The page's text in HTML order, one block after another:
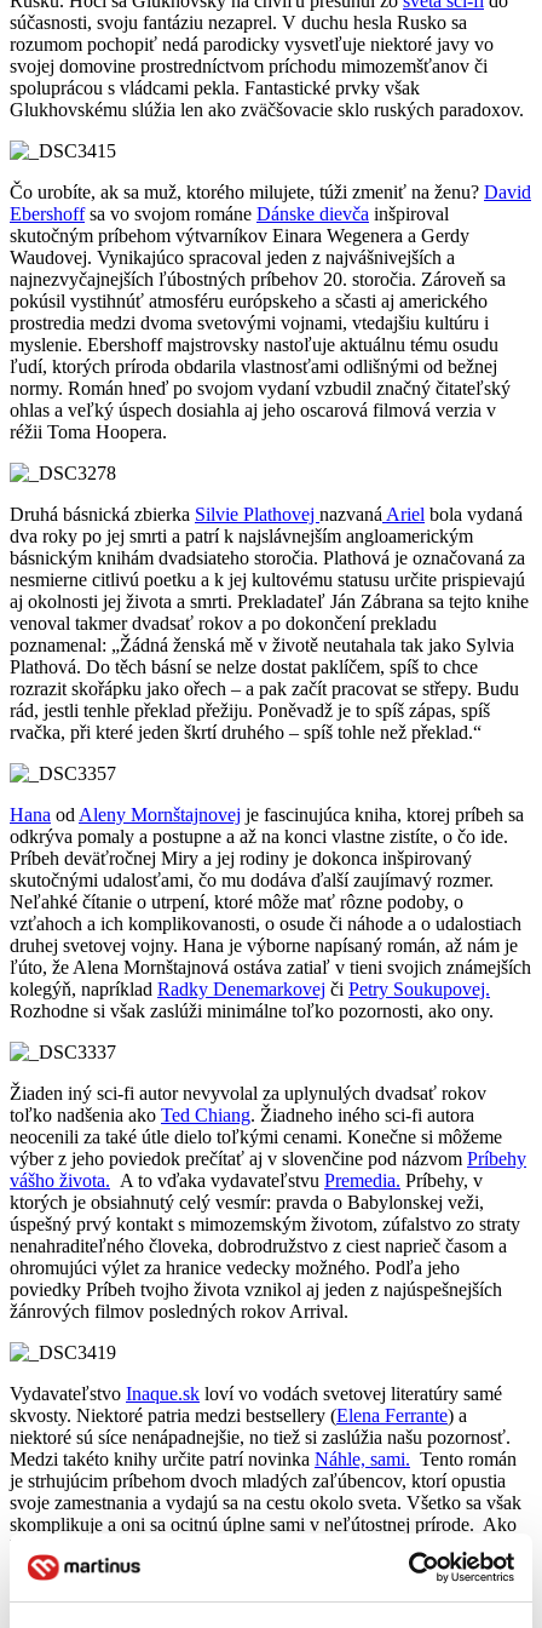
súčasnosti, svoju fantáziu nezaprel. V duchu hesla Rusko sa
rozumom pochopiť nedá parodicky vysvetľuje niektoré javy vo
svojej domovine prostredníctvom príchodu mimozemšťanov či
spoluprácou s vládcami pekla. Fantastické prvky však
Glukhovskému slúžia len ako zväčšovacie sklo ruských paradoxov.
Čo urobíte, ak sa muž, ktorého milujete, túži zmeniť na ženu? David
Ebershoffsa vo svojom románe Dánske dievča inšpiroval
skutočným príbehom výtvarníkov Einara Wegenera a Gerdy
Waudovej. Vynikajúco spracoval jeden z najvášnivejších a
najnezvyčajnejších ľúbostných príbehov 20. storočia. Zároveň sa
pokúsil vystihnúť atmosféru európskeho a sčasti aj amerického
prostredia medzi dvoma svetovými vojnami, vtedajšiu kultúru i
myslenie. Ebershoff majstrovsky nastoľuje aktuálnu tému osudu
ľudí, ktorých príroda obdarila vlastnosťami odlišnými od bežnej
normy. Román hneď po svojom vydaní vzbudil značný čitateľský
ohlas a veľký úspech dosiahla aj jeho oscarová filmová verzia v
réžii Toma Hoopera.
Druhá básnická zbierka Silvie Plathovej nazvaná Ariel bola vydaná
dva roky po jej smrti a patrí k najslávnejším angloamerickým
básnickým knihám dvadsiateho storočia. Plathová je označovaná za
nesmierne citlivú poetku a k jej kultovému statusu určite prispievajú
aj okolnosti jej života a smrti. Prekladateľ Ján Zábrana sa tejto knihe
venoval takmer dvadsať rokov a po dokončení prekladu
poznamenal: „Žádná ženská mě v životě neutahala tak jako Sylvia
Plathová. Do těch básní se nelze dostat paklíčem, spíš to chce
rozrazit skořápku jako ořech – a pak začít pracovat se střepy. Budu
rád, jestli tenhle překlad přežiju. Poněvadž je to spíš zápas, spíš
rvačka, při které jeden škrtí druhého – spíš tohle než překlad.“
Hana od Aleny Mornštajnovej je fascinujúca kniha, ktorej príbeh sa
odkrýva pomaly a postupne a až na konci vlastne zistíte, o čo ide.
Príbeh deväťročnej Miry a jej rodiny je dokonca inšpirovaný
skutočnými udalosťami, čo mu dodáva ďalší zaujímavý rozmer.
Neľahké čítanie o utrpení, ktoré môže mať rôzne podoby, o
vzťahoch a ich komplikovanosti, o osude či náhode a o udalostiach
druhej svetovej vojny. Hana je výborne napísaný román, až nám je
ľúto, že Alena Mornštajnová ostáva zatiaľ v tieni svojich známejších
kolegýň, napríklad Radky Denemarkovej či Petry Soukupovej.
Rozhodne si však zaslúži minimálne toľko pozornosti, ako ony.
Žiaden iný sci-fi autor nevyvolal za uplynulých dvadsať rokov
toľko nadšenia ako Ted Chiang. Žiadneho iného sci-fi autora
neocenili za také útle dielo toľkými cenami. Konečne si môžeme
výber z jeho poviedok prečítať aj v slovenčine pod názvom Príbehy
vášho života. A to vďaka vydavateľstvu Premedia. Príbehy, v
ktorých je obsiahnutý celý vesmír: pravda o Babylonskej veži,
úspešný prvý kontakt s mimozemským životom, zúfalstvo zo straty
nenahraditeľného človeka, dobrodružstvo z ciest naprieč časom a
ohromujúci výlet za hranice vedecky možného. Podľa jeho
poviedky Príbeh tvojho života vznikol aj jeden z najúspešnejších
žánrových filmov posledných rokov Arrival.
Vydavateľstvo Inaque.sk loví vo vodách svetovej literatúry samé
skvosty. Niektoré patria medzi bestsellery (Elena Ferrante) a
niektoré sú síce nenápadnejšie, no tiež si zaslúžia našu pozornosť.
Medzi takéto knihy určite patrí novinka Náhle, sami. Tento román
je strhujúcim príbehom dvoch mladých zaľúbencov, ktorí opustia
svoje zamestnania a vydajú sa na cestu okolo sveta. Všetko sa však
skomplikuje a oni sa ocitnú úplne sami v neľútostnej prírode. Ako
bojovať s hladom a vyčerpaním? A ak prežijú, budú schopní vrátiť
sa medzi ľudí? Ako im opíšu neopísateľné? Príbehom o tom, čo z